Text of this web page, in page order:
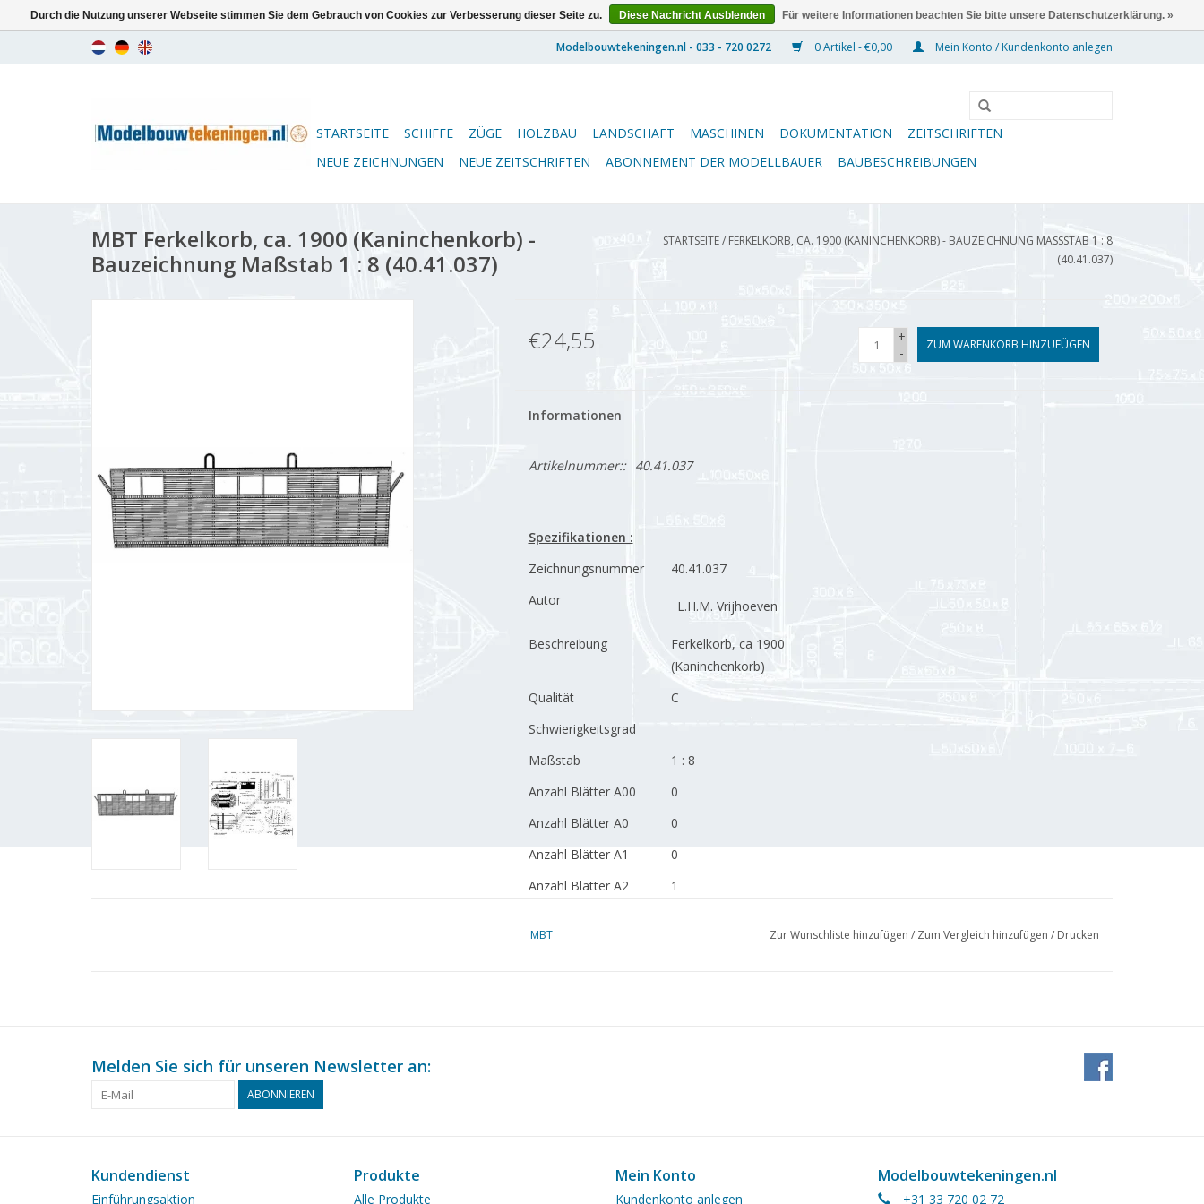
0 Artikel - €0,00 Mein Konto / Kundenkonto anlegen
STARTSEITE SCHIFFE ZÜGE HOLZBAU LANDSCHAFT MASCHINEN DOKUMENTATION
ZEITSCHRIFTEN
NEUE ZEICHNUNGEN
NEUE ZEITSCHRIFTEN ABONNEMENT DER MODELLBAUER BAUBESCHREIBUNGEN
MBT Ferkelkorb, ca. 1900 (Kaninchenkorb) -
Bauzeichnung Maßstab 1 : 8 (40.41.037)
STARTSEITE/ FERKELKORB, CA. 1900 (KANINCHENKORB) - BAUZEICHNUNG MASSSTAB 1 : 8 (
40.41.037)
€24,55
+
-
ZUM WARENKORB HINZUFÜGEN
Informationen
Artikelnummer:: 40.41.037
Spezifikationen :
Zeichnungsnummer
40.41.037
Autor
L.H.M. Vrijhoeven
Beschreibung
Ferkelkorb, ca 1900
(Kaninchenkorb)
Qualität
C
Schwierigkeitsgrad
Maßstab
1 : 8
Anzahl Blätter A00
0
Anzahl Blätter A0
0
Anzahl Blätter A1
0
Anzahl Blätter A2
1
MBT Zur Wunschliste hinzufügen / Zum Vergleich hinzufügen / Drucken
Melden Sie sich für unseren Newsletter an:
ABONNIEREN
Kundendienst
Einführungsaktion
Produkte
Alle Produkte
Mein Konto
Kundenkonto anlegen
Modelbouwtekeningen.nl
+31 33 720 02 72
Durch die Nutzung unserer Webseite stimmen Sie dem Gebrauch von Cookies zur Verbesserung dieser Seite zu. Diese Nachricht Ausblenden Für weitere Informationen beachten Sie bitte unsere Datenschutzerklärung. »